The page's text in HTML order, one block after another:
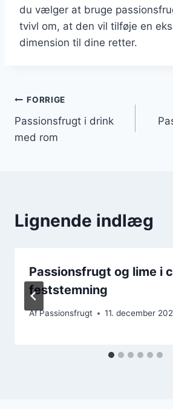
du vælger at bruge
tvivl om, at den vil tilføje en
dimension til dine retter.
Indlægsnavigation
FORRIGE
Passionsfrugt i drink
med rom
Lignende indlæg
Passionsfrugt og lime i
feststemning
AfPassionsfrugt 11. december